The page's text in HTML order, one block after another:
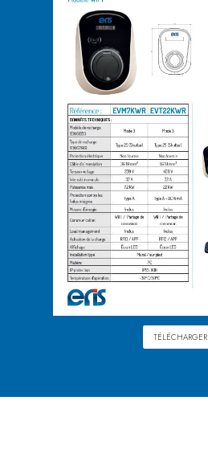
TÉLÉCHARGER